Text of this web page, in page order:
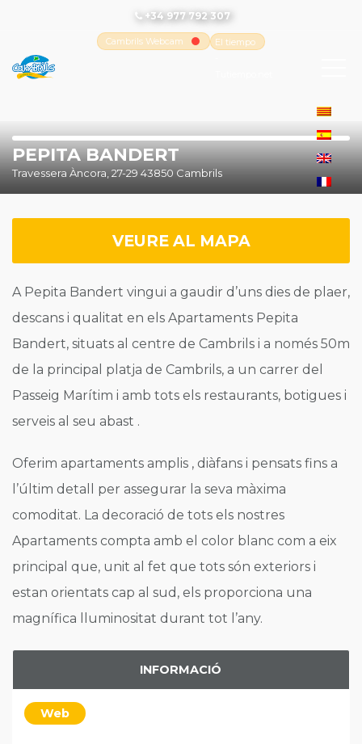
+34 977 792 307
Cambrils Webcam
El tiempo
PEPITA BANDERT
Travessera Àncora, 27-29 43850 Cambrils
VEURE AL MAPA
A Pepita Bandert vingui a gaudir d’uns dies de plaer,
descans i qualitat en els Apartaments Pepita
Bandert, situats al centre de Cambrils i a només 50m
de la principal platja de Cambrils, a un carrer del
Passeig Marítim i amb tots els restaurants, botigues i
serveis al seu abast .
Oferim apartaments amplis , diàfans i pensats fins a
l’últim detall per assegurar la seva màxima
comoditat. La decoració de tots els nostres
Apartaments compta amb el color blanc com a eix
principal que, unit al fet que tots són exteriors i
estan orientats cap al sud, els proporciona una
magnífica lluminositat durant tot l’any.
INFORMACIÓ
Web